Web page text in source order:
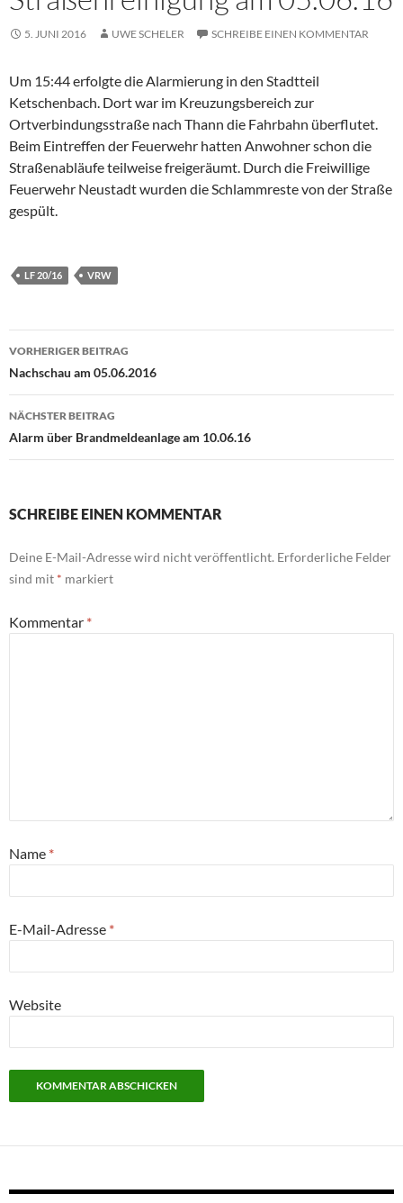
5. JUNI 2016 UWE SCHELER SCHREIBE EINEN KOMMENTAR
Um 15:44 erfolgte die Alarmierung in den Stadtteil
Ketschenbach. Dort war im Kreuzungsbereich zur
Ortverbindungsstraße nach Thann die Fahrbahn überflutet.
Beim Eintreffen der Feuerwehr hatten Anwohner schon die
Straßenabläufe teilweise freigeräumt. Durch die Freiwillige
Feuerwehr Neustadt wurden die Schlammreste von der Straße
gespült.
LF 20/16 VRW
Beitragsnavigation
VORHERIGER BEITRAG
Nachschau am 05.06.2016
NÄCHSTER BEITRAG
Alarm über Brandmeldeanlage am 10.06.16
SCHREIBE EINEN KOMMENTAR
Deine E-Mail-Adresse wird nicht veröffentlicht. Erforderliche Felder
sind mit * markiert
Kommentar *
Name *
E-Mail-Adresse *
Website